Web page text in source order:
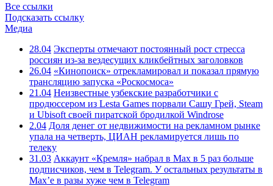
Все ссылки
Подсказать ссылку
Медиа
28.04 Эксперты отмечают постоянный рост стресса
россиян из-за вездесущих кликбейтных заголовков
26.04 «Кинопоиск» отрекламировал и показал прямую
трансляцию запуска «Роскосмоса»
21.04 Неизвестные узбекские разработчики с
продюссером из Lesta Games порвали Сашу Грей, Steam
и Ubisoft своей пиратской бродилкой Windrose
2.04 Доля денег от недвижимости на рекламном рынке
упала на четверть, ЦИАН рекламируется лишь по
телеку
31.03 Аккаунт «Кремля» набрал в Max в 5 раз больше
подписчиков, чем в Telegram. У остальных результаты в
Max’е в разы хуже чем в Telegram